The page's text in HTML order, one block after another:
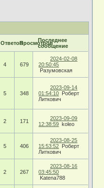
ОтветовПросмотровПоследнее
сообщение
4 679
2024-02-08
20:50:45
Разумовская
5 348
2023-09-14
01:54:10 Роберт
Литкович
2 171
2023-09-09
12:38:59 koleo
5 406
2023-08-25
15:53:52 Роберт
Литкович
2
267
2023-08-16
03:45:50
Katena788